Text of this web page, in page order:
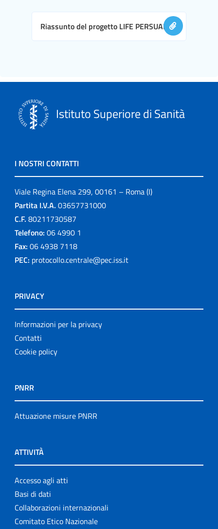
Riassunto del progetto LIFE PERSUADED
Istituto Superiore di Sanità
I NOSTRI CONTATTI
Viale Regina Elena 299, 00161 – Roma (I)
Partita I.V.A. 03657731000
C.F. 80211730587
Telefono: 06 4990 1
Fax: 06 4938 7118
PEC: protocollo.centrale@pec.iss.it
PRIVACY
Informazioni per la privacy
Contatti
Cookie policy
PNRR
Attuazione misure PNRR
ATTIVITÀ
Accesso agli atti
Basi di dati
Collaborazioni internazionali
Comitato Etico Nazionale